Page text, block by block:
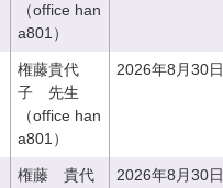
（office han
a801）
権藤貴代
子 先生
（office han
a801）
2026年8月30日
権藤 貴代
2026年8月30日